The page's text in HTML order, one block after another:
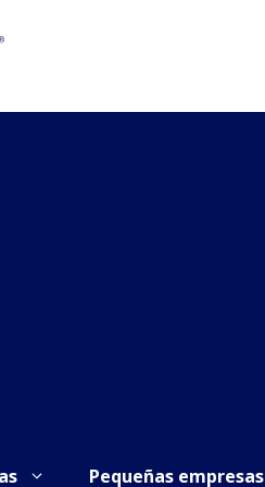
Pequeñas empresas